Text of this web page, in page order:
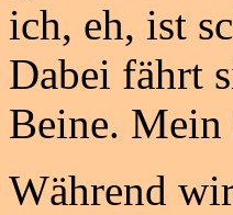
ich, eh, ist
Dabei fährt
Beine. Mein
Während